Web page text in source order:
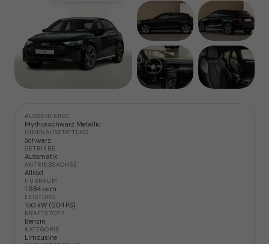
AUSSENFARBE
Mythosschwarz Metallic
INNENAUSSTATTUNG
Schwarz
GETRIEBE
Automatik
ANTRIEBSACHSE
Allrad
HUBRAUM
1.984 ccm
LEISTUNG
150 kW (204 PS)
KRAFTSTOFF
Benzin
KATEGORIE
Limousine